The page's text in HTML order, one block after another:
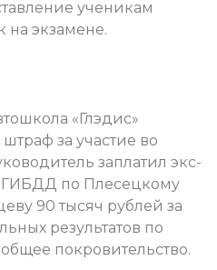
ученикам
на экзамене.
«Глэдис»
за участие во
заплатил экс-
ГИБДД по Плесецкому
90 тысяч рублей за
результатов по
покровительство.